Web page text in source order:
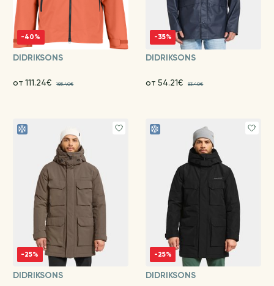
-40%
DIDRIKSONS
от 111.24€ 185.40€
-35%
DIDRIKSONS
от 54.21€ 83.40€
-25%
DIDRIKSONS
-25%
DIDRIKSONS